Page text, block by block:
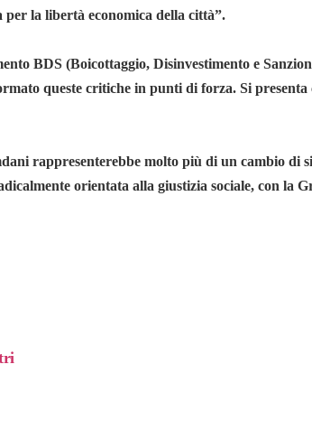
la libertà economica della città”.
BDS (Boicottaggio, Disinvestimento e
queste critiche in punti di forza. Si
rappresenterebbe molto più di un cambio di
orientata alla giustizia sociale, con la